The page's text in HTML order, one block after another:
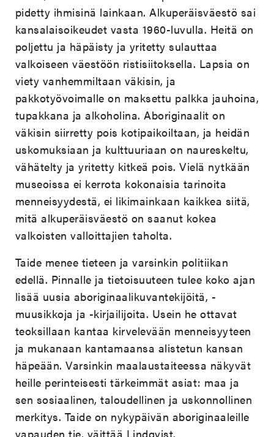
pidetty ihmisinä lainkaan. Alkuperäisväestö sai
kansalaisoikeudet vasta 1960-luvulla. Heitä on
poljettu ja häpäisty ja yritetty sulauttaa
valkoiseen väestöön ristisiitoksella. Lapsia on
viety vanhemmiltaan väkisin, ja
pakkotyövoimalle on maksettu palkka jauhoina,
tupakkana ja alkoholina. Aboriginaalit on
väkisin siirretty pois kotipaikoiltaan, ja heidän
uskomuksiaan ja kulttuuriaan on naureskeltu,
vähätelty ja yritetty kitkeä pois. Vielä nytkään
museoissa ei kerrota kokonaisia tarinoita
menneisyydestä, ei likimainkaan kaikkea siitä,
mitä alkuperäisväestö on saanut kokea
valkoisten valloittajien taholta.
Taide menee tieteen ja varsinkin politiikan
edellä. Pinnalle ja tietoisuuteen tulee koko ajan
lisää uusia aboriginaalikuvantekijöitä, -
muusikkoja ja -kirjailijoita. Usein he ottavat
teoksillaan kantaa kirvelevään menneisyyteen
ja mukanaan kantamaansa alistetun kansan
häpeään. Varsinkin maalaustaiteessa näkyvät
heille perinteisesti tärkeimmät asiat: maa ja
sen sosiaalinen, taloudellinen ja uskonnollinen
merkitys. Taide on nykypäivän aboriginaaleille
vapauden tie, väittää Lindqvist.